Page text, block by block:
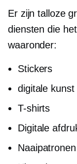
Er zijn talloze
diensten die
waaronder:
Stickers
digitale kunst
T-shirts
Digitale
Naaipatronen